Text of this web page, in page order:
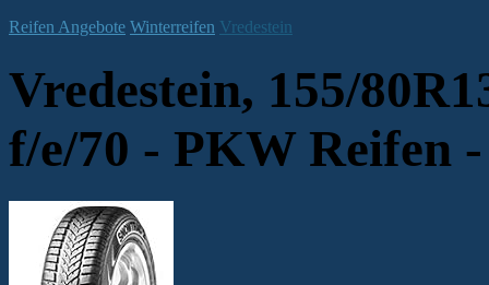
Reifen Angebote Winterreifen Vredestein
Vredestein, 155/
f/e/70 - PKW Reifen